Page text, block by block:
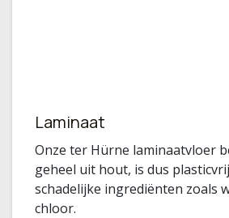
Laminaat
Onze ter Hürne laminaatvloer
geheel uit hout, is dus
schadelijke ingrediënten zoals
chloor.